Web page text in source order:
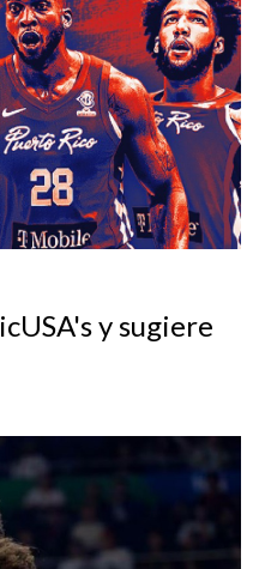
y sugiere